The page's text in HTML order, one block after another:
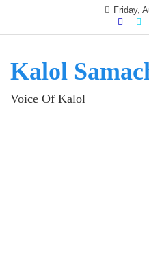
Friday,
Kalol
Voice Of Kalol